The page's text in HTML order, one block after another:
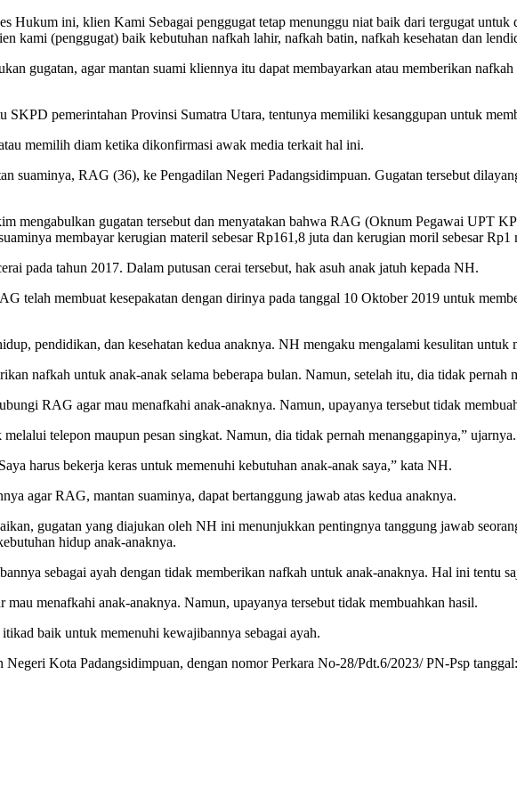
Hukum ini, klien Kami Sebagai penggugat tetap menunggu niat baik dari tergugat
kami (penggugat) baik kebutuhan nafkah lahir, nafkah batin, nafkah kesehatan dan
gugatan, agar mantan suami kliennya itu dapat membayarkan atau memberikan
SKPD pemerintahan Provinsi Sumatra Utara, tentunya memiliki kesanggupan untuk
memilih diam ketika dikonfirmasi awak media terkait hal ini.
suaminya, RAG (36), ke Pengadilan Negeri Padangsidimpuan. Gugatan tersebut
mengabulkan gugatan tersebut dan menyatakan bahwa RAG (Oknum Pegawai UPT
membayar kerugian materil sebesar Rp161,8 juta dan kerugian moril sebesar Rp1
pada tahun 2017. Dalam putusan cerai tersebut, hak asuh anak jatuh kepada NH.
telah membuat kesepakatan dengan dirinya pada tanggal 10 Oktober 2019 untuk
pendidikan, dan kesehatan kedua anaknya. NH mengaku mengalami kesulitan untuk
nafkah untuk anak-anak selama beberapa bulan. Namun, setelah itu, dia tidak
RAG agar mau menafkahi anak-anaknya. Namun, upayanya tersebut tidak
telepon maupun pesan singkat. Namun, dia tidak pernah menanggapinya,” ujarnya.
harus bekerja keras untuk memenuhi kebutuhan anak-anak saya,” kata NH.
agar RAG, mantan suaminya, dapat bertanggung jawab atas kedua anaknya.
gugatan yang diajukan oleh NH ini menunjukkan pentingnya tanggung jawab
hidup anak-anaknya.
sebagai ayah dengan tidak memberikan nafkah untuk anak-anaknya. Hal ini tentu
menafkahi anak-anaknya. Namun, upayanya tersebut tidak membuahkan hasil.
baik untuk memenuhi kewajibannya sebagai ayah.
Kota Padangsidimpuan, dengan nomor Perkara No-28/Pdt.6/2023/ PN-Psp